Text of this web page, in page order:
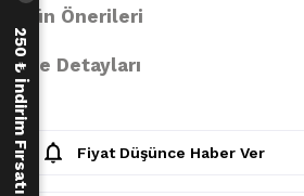
Ürün Önerileri
İade Detayları
Fiyat Düşünce Haber Ver
250 ₺ İndirim Fırsatı